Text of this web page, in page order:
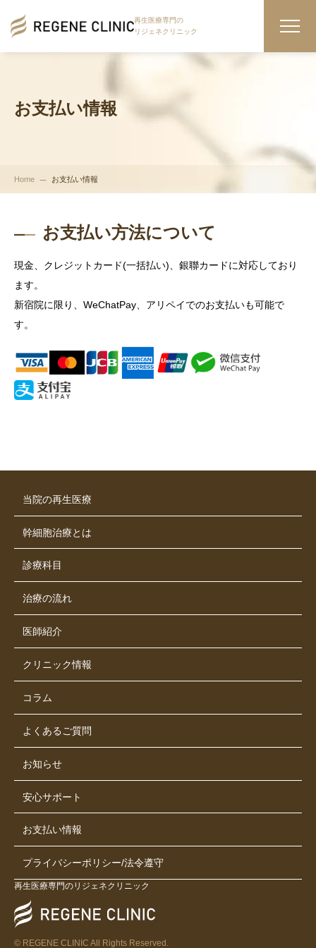
再生医療専門の
リジェネクリニック
お支払い情報
Home お支払い情報
お支払い方法について
現金、クレジットカード(一括払い)、銀聯カードに対応しており
ます。
新宿院に限り、WeChatPay、アリペイでのお支払いも可能で
す。
再生医療専門のリジェネクリニック
© REGENE CLINIC All Rights Reserved.
当院の再生医療
幹細胞治療とは
診療科目
治療の流れ
医師紹介
クリニック情報
コラム
よくあるご質問
お知らせ
安心サポート
お支払い情報
プライバシーポリシー/法令遵守